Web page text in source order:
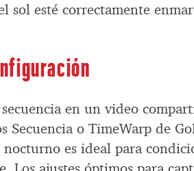
sol esté correctamente
en un video
Secuencia o TimeWarp de
nocturno es ideal para